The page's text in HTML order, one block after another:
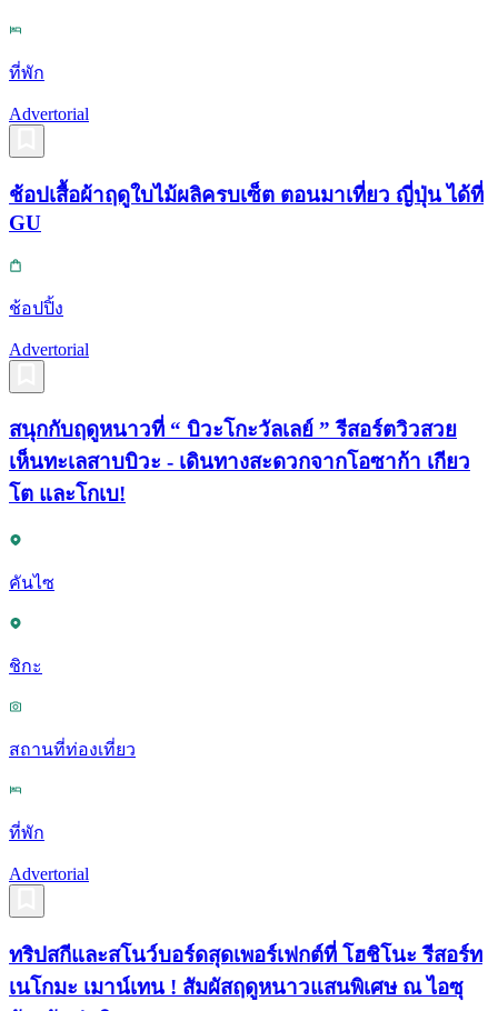
ที่พัก
Advertorial
ช้อปเสื้อผ้าฤดูใบไม้ผลิครบเซ็ต ตอนมาเที่ยว ญี่ปุ่น ได้ที่
GU
ช้อปปิ้ง
Advertorial
สนุกกับฤดูหนาวที่ “ บิวะโกะวัลเลย์ ” รีสอร์ตวิวสวย
เห็นทะเลสาบบิวะ - เดินทางสะดวกจากโอซาก้า เกียว
โต และโกเบ!
คันไซ
ชิกะ
สถานที่ท่องเที่ยว
ที่พัก
Advertorial
ทริปสกีและสโนว์บอร์ดสุดเพอร์เฟกต์ที่ โฮชิโนะ รีสอร์ท
เนโกมะ เมาน์เทน ! สัมผัสฤดูหนาวแสนพิเศษ ณ ไอซุ